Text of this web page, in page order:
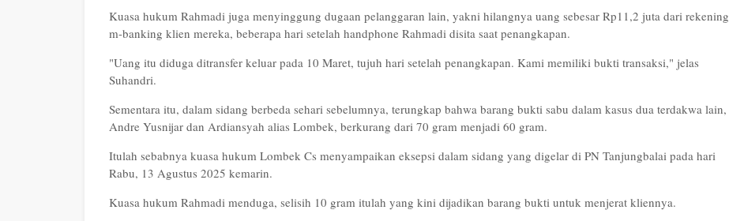
Kuasa hukum Rahmadi juga menyinggung dugaan pelanggaran lain, yakni hilangnya uang sebesar Rp11,2 juta dari rekening
m-banking klien mereka, beberapa hari setelah handphone Rahmadi disita saat penangkapan.
"Uang itu diduga ditransfer keluar pada 10 Maret, tujuh hari setelah penangkapan. Kami memiliki bukti transaksi," jelas
Suhandri.
Sementara itu, dalam sidang berbeda sehari sebelumnya, terungkap bahwa barang bukti sabu dalam kasus dua terdakwa lain,
Andre Yusnijar dan Ardiansyah alias Lombek, berkurang dari 70 gram menjadi 60 gram.
Itulah sebabnya kuasa hukum Lombek Cs menyampaikan eksepsi dalam sidang yang digelar di PN Tanjungbalai pada hari
Rabu, 13 Agustus 2025 kemarin.
Kuasa hukum Rahmadi menduga, selisih 10 gram itulah yang kini dijadikan barang bukti untuk menjerat kliennya.